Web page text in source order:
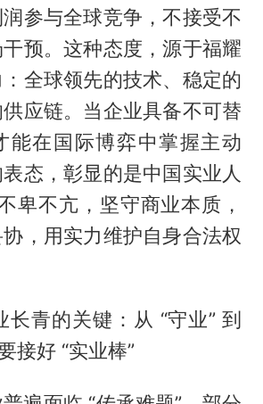
参与全球竞争，不接受不
预。这种态度，源于福耀
全球领先的技术、稳定的
应链。当企业具备不可替
能在国际博弈中掌握主动
态，彰显的是中国实业人
不亢，坚守商业本质，
，用实力维护自身合法权
青的关键：从 “守业” 到
接好 “实业棒”